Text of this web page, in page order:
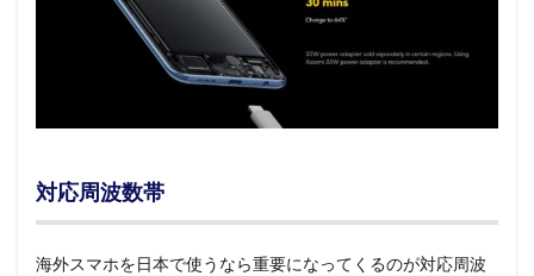
対応周波数帯
海外スマホを日本で使うなら重要になってくるのが対応周波